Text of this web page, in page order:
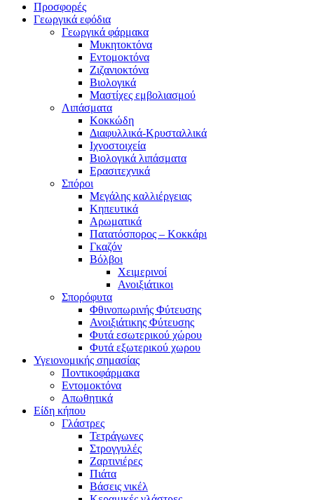
Προσφορές
Γεωργικά εφόδια
Γεωργικά φάρμακα
Μυκητοκτόνα
Εντομοκτόνα
Ζιζανιοκτόνα
Βιολογικά
Μαστίχες εμβολιασμού
Λιπάσματα
Κοκκώδη
Διαφυλλικά-Κρυσταλλικά
Ιχνοστοιχεία
Βιολογικά λιπάσματα
Ερασιτεχνικά
Σπόροι
Μεγάλης καλλιέργειας
Κηπευτικά
Αρωματικά
Πατατόσπορος – Κοκκάρι
Γκαζόν
Βόλβοι
Χειμερινοί
Ανοιξιάτικοι
Σπορόφυτα
Φθινοπωρινής Φύτευσης
Ανοιξιάτικης Φύτευσης
Φυτά εσωτερικού χώρου
Φυτά εξωτερικού χωρου
Υγειονομικής σημασίας
Ποντικοφάρμακα
Εντομοκτόνα
Απωθητικά
Είδη κήπου
Γλάστρες
Τετράγωνες
Στρογγυλές
Ζαρτινιέρες
Πιάτα
Βάσεις νικέλ